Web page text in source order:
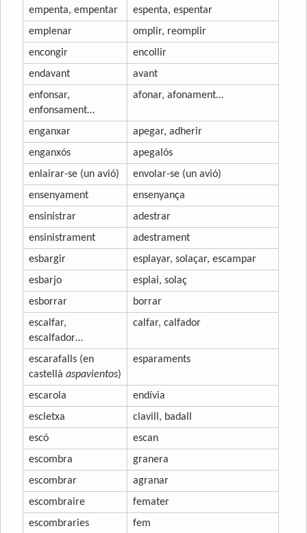
empenta, empentar
espenta, espentar
emplenar
omplir, reomplir
encongir
encollir
endavant
avant
enfonsar,
enfonsament…
afonar, afonament…
enganxar
apegar, adherir
enganxós
apegalós
enlairar-se (un avió)
envolar-se (un avió)
ensenyament
ensenyança
ensinistrar
adestrar
ensinistrament
adestrament
esbargir
esplayar, solaçar, escampar
esbarjo
esplai, solaç
esborrar
borrar
escalfar,
escalfador…
calfar, calfador
escarafalls (en
castellà aspavientos)
esparaments
escarola
endívia
escletxa
clavill, badall
escó
escan
escombra
granera
escombrar
agranar
escombraire
femater
escombraries
fem